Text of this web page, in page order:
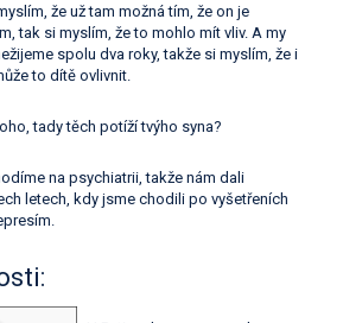
že už tam možná tím, že on je
tak si myslím, že to mohlo mít vliv. A my
spolu dva roky, takže si myslím, že i
to dítě ovlivnit.
tady těch potíží tvýho syna?
na psychiatrii, takže nám dali
letech, kdy jsme chodili po vyšetřeních